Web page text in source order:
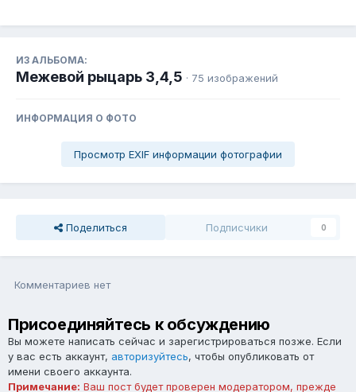
ИЗ АЛЬБОМА:
Межевой рыцарь 3,4,5 · 75 изображений
ИНФОРМАЦИЯ О ФОТО
Просмотр EXIF информации фотографии
Поделиться Подписчики 0
Комментариев нет
Присоединяйтесь к обсуждению
Вы можете написать сейчас и зарегистрироваться позже. Если
у вас есть аккаунт, авторизуйтесь, чтобы опубликовать от
имени своего аккаунта.
Примечание: Ваш пост будет проверен модератором, прежде